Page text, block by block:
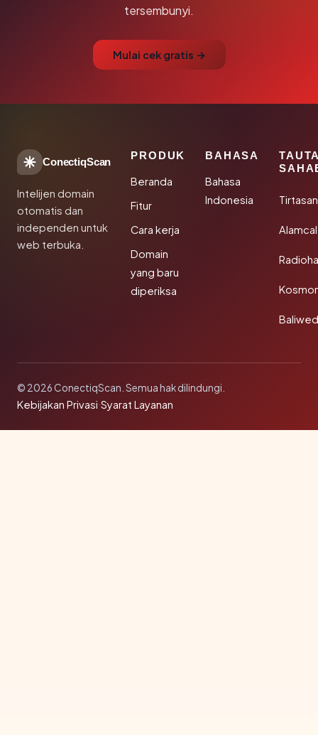
tersembunyi.
Mulai cek gratis →
ConectiqScan
Intelijen domain
otomatis dan
independen untuk
web terbuka.
PRODUK
Beranda
Fitur
Cara kerja
Domain
yang baru
diperiksa
BAHASA
Bahasa
Indonesia
© 2026 ConectiqScan. Semua hak dilindungi.
Kebijakan Privasi·Syarat Layanan